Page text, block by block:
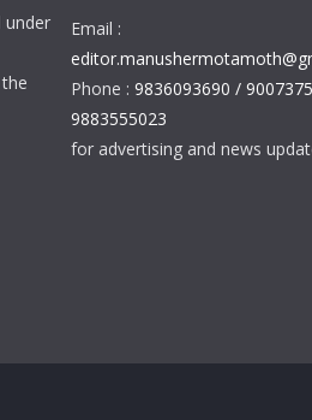
under
Email :
Phone : 9836093690 /
9883555023
for advertising and news